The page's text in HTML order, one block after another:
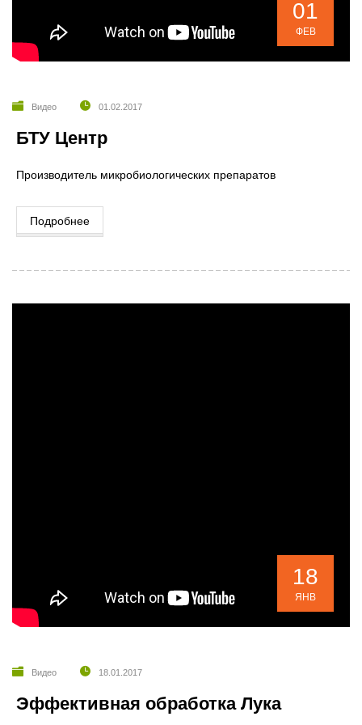
01
ФЕВ
Видео 01.02.2017
БТУ Центр
Производитель микробиологических препаратов
Подробнее
18
ЯНВ
Видео 18.01.2017
Эффективная обработка Лука